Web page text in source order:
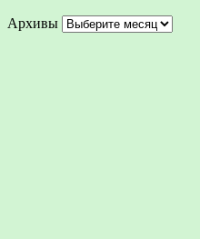
Архивы